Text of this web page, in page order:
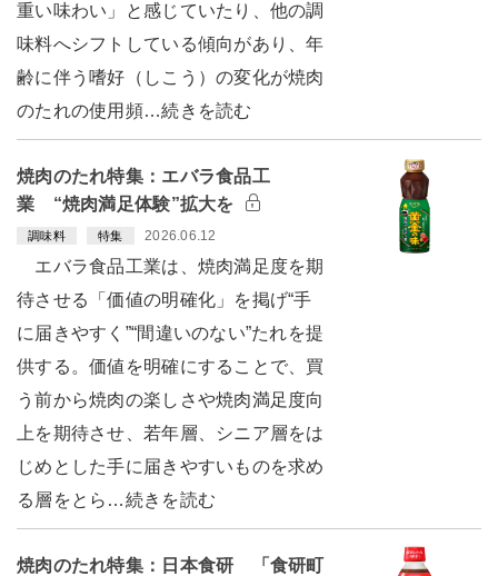
重い味わい」と感じていたり、他の調
味料へシフトしている傾向があり、年
齢に伴う嗜好（しこう）の変化が焼肉
のたれの使用頻…続きを読む
焼肉のたれ特集：エバラ食品工
業 “焼肉満足体験”拡大を
調味料 特集 2026.06.12
エバラ食品工業は、焼肉満足度を期
待させる「価値の明確化」を掲げ“手
に届きやすく”“間違いのない”たれを提
供する。価値を明確にすることで、買
う前から焼肉の楽しさや焼肉満足度向
上を期待させ、若年層、シニア層をは
じめとした手に届きやすいものを求め
る層をとら…続きを読む
焼肉のたれ特集：日本食研 「食研町